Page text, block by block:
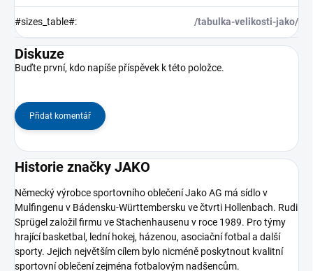
#sizes_table#: /tabulka-velikosti-jako/
Diskuze
Buďte první, kdo napíše příspěvek k této položce.
Přidat komentář
Historie značky JAKO
Německý výrobce sportovního oblečení Jako AG má sídlo v
Mulfingenu v Bádensku-Württembersku ve čtvrti Hollenbach. Rudi
Sprügel založil firmu ve Stachenhausenu v roce 1989. Pro týmy
hrající basketbal, lední hokej, házenou, asociační fotbal a další
sporty. Jejich největším cílem bylo nicméně poskytnout kvalitní
sportovní oblečení zejména fotbalovým nadšencům.